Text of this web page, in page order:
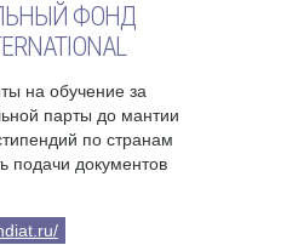
ФОНД
на обучение за
парты до мантии
по странам
подачи документов